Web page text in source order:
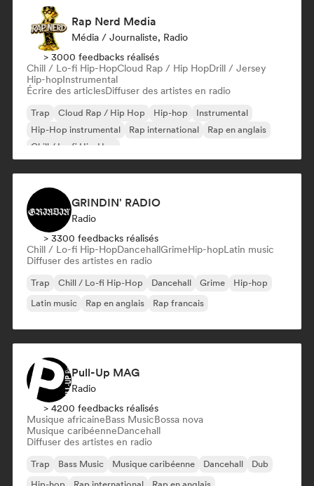
Rap Nerd Media
Média / Journaliste, Radio
> 3000 feedbacks réalisés
Chill / Lo-fi Hip-HopCloud Rap / Hip HopDrill / Jersey
Hip-hopInstrumental
Écrire des articlesDiffuser des artistes en radio
Trap Cloud Rap / Hip Hop Hip-hop
Instrumental
Hip-Hop instrumental
Rap international
Rap en anglais
Chill / Lo-fi Hip-Hop
GRINDIN' RADIO
Radio
> 3300 feedbacks réalisés
Chill / Lo-fi Hip-HopDancehallGrimeHip-hopLatin music
Diffuser des artistes en radio
Trap Chill / Lo-fi Hip-Hop Dancehall Grime
Hip-hop
Latin music
Rap en anglais Rap francais
Pull-Up MAG
Radio
> 4200 feedbacks réalisés
Musique africaineBass MusicBossa nova
Musique caribéenneDancehall
Diffuser des artistes en radio
Trap Bass Music Musique caribéenne Dancehall
Dub